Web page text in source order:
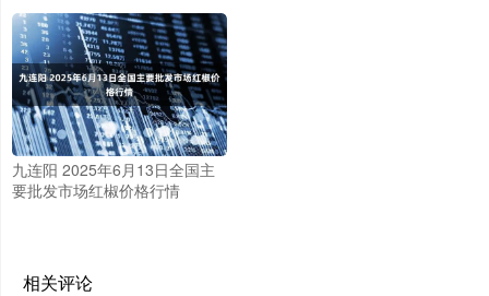
九连阳 2025年6月13日全国主
要批发市场红椒价格行情
相关评论